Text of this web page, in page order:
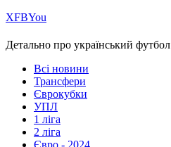
ХFBYou
Детально про український футбол
Всі новини
Трансфери
Єврокубки
УПЛ
1 ліга
2 ліга